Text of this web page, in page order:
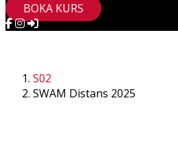
BOKA KURS
S02
SWAM Distans 2025